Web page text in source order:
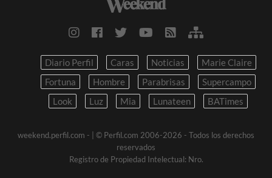
Diario Perfil Caras Noticias
Marie Claire
Fortuna
Hombre Parabrisas
Supercampo
Look
Luz Mia Lunateen BATimes
weekend.perfil.com -
| © Perfil.com 2006-2026 - Todos los derechos
reservados
Registro de Propiedad Intelectual: Nro.